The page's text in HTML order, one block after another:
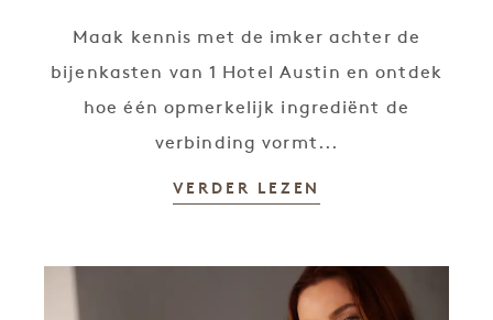
Maak kennis met de imker achter de
bijenkasten van 1 Hotel Austin en ontdek
hoe één opmerkelijk ingrediënt de
verbinding vormt...
VERDER LEZEN